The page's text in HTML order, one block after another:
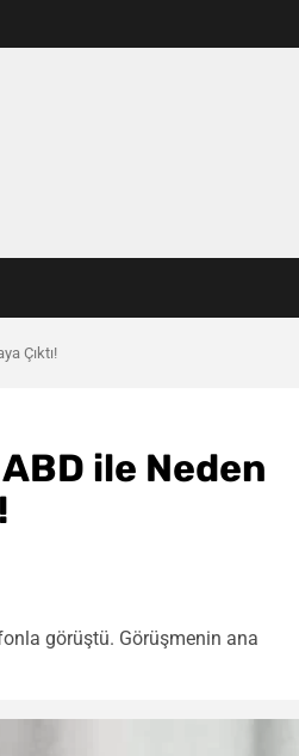
Çıktı!
ile Neden
görüştü. Görüşmenin ana